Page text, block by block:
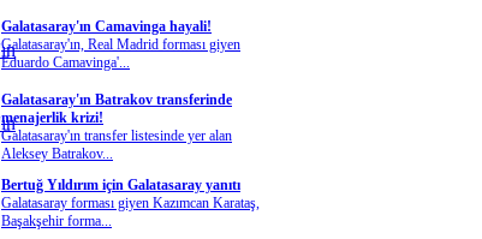
Galatasaray'ın Camavinga hayali!
Galatasaray'ın, Real Madrid forması giyen
Eduardo Camavinga'...
Galatasaray'ın Batrakov transferinde
menajerlik krizi!
Galatasaray'ın transfer listesinde yer alan
Aleksey Batrakov...
Bertuğ Yıldırım için Galatasaray yanıtı
Galatasaray forması giyen Kazımcan Karataş,
Başakşehir forma...